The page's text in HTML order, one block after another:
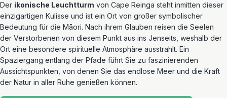
Der ikonische Leuchtturm von Cape Reinga steht inmitten dieser
einzigartigen Kulisse und ist ein Ort von großer symbolischer
Bedeutung für die Māori. Nach ihrem Glauben reisen die Seelen
der Verstorbenen von diesem Punkt aus ins Jenseits, weshalb der
Ort eine besondere spirituelle Atmosphäre ausstrahlt. Ein
Spaziergang entlang der Pfade führt Sie zu faszinierenden
Aussichtspunkten, von denen Sie das endlose Meer und die Kraft
der Natur in aller Ruhe genießen können.